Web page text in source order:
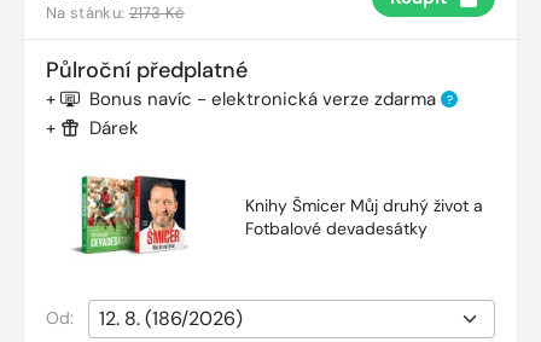
Na stánku:2173 Kč
Půlroční předplatné
+ Bonus navíc - elektronická verze zdarma ?
+ Dárek
Knihy Šmicer Můj druhý život a
Fotbalové devadesátky
Od: